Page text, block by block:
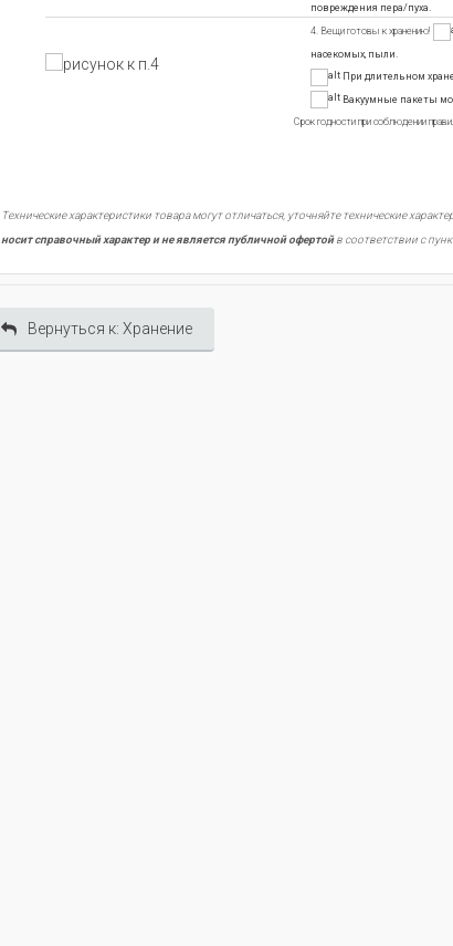
повреждения пера/пуха.
4. Вещи готовы к хранению!
насекомых, пыли.
При длительном
Вакуумные пакеты
Срок годности при соблюдении
Технические характеристики товара могут отличаться, уточняйте технические
носит справочный характер и не является публичной офертойв соответствии с
Вернуться к: Хранение